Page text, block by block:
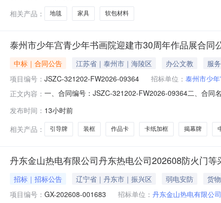
相关产品：
地毯 家具 软包材料
泰州市少年宫青少年书画院迎建市30周年作品展合同
中标｜合同公告 江苏省｜泰州市｜海陵区 办公文教
服务
项目编号： JSZC-321202-FW2026-09364 招标单位： 泰州市少
正文内容： 一、合同编号：JSZC-321202-FW2026-09364二、合同
13801430868六、合同主体信息1.主要标的信息：项目
发布时间： 13小时前
相关产品：
引导牌 装框 作品卡 卡纸加框 揭幕牌
丹东金山热电有限公司丹东热电公司202608防火门等
招标｜招标公告 辽宁省｜丹东市｜振兴区 弱电安防
货物
项目编号： GX-202608-001683 招标单位： 丹东金山热电有限公司